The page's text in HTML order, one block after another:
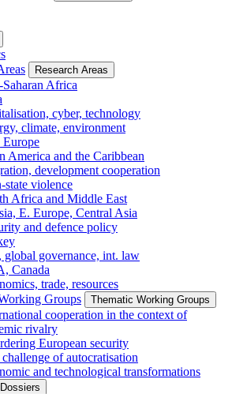
Research Areas
Saharan Africa
cyber, technology
climate, environment
America and the Caribbean
development cooperation
state violence
Africa and Middle East
E. Europe, Central Asia
and defence policy
global governance, int. law
Canada
trade, resources
Groups
Thematic Working Groups
cooperation in the context of
rivalry
European security
of autocratisation
and technological transformations
Dossiers